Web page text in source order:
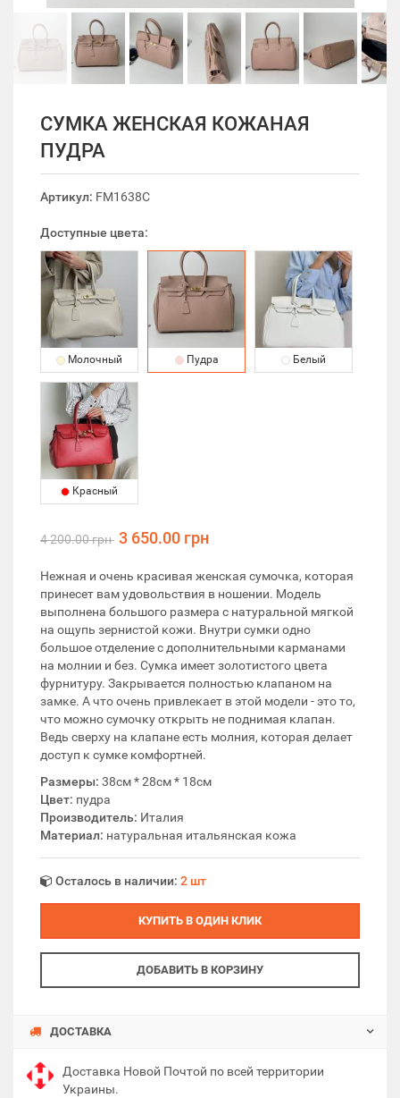
СУМКА ЖЕНСКАЯ КОЖАНАЯ
ПУДРА
Артикул: FM1638C
Доступные цвета:
Молочный Пудра Белый
Красный
4 200.00 грн 3 650.00 грн
Нежная и очень красивая женская сумочка, которая
принесет вам удовольствия в ношении. Модель
выполнена большого размера с натуральной мягкой
на ощупь зернистой кожи. Внутри сумки одно
большое отделение с дополнительными карманами
на молнии и без. Сумка имеет золотистого цвета
фурнитуру. Закрывается полностью клапаном на
замке. А что очень привлекает в этой модели - это то,
что можно сумочку открыть не поднимая клапан.
Ведь сверху на клапане есть молния, которая делает
доступ к сумке комфортней.
Размеры: 38см * 28см * 18см
Цвет: пудра
Производитель: Италия
Материал: натуральная итальянская кожа
Осталось в наличии: 2 шт
КУПИТЬ В ОДИН КЛИК
ДОБАВИТЬ В КОРЗИНУ
ДОСТАВКА
Доставка Новой Почтой по всей территории
Украины.